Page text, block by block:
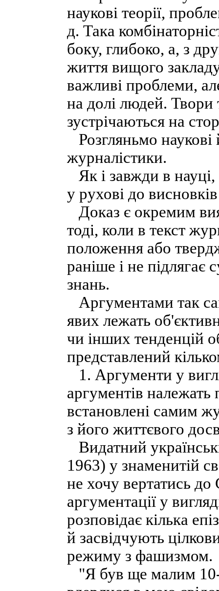
наукові теорії,
д. Така
боку, глибоко, а, з
життя вищого
важливі проблеми,
на долі людей. Твори
зустрічаються на
Розгляньмо
журналістики.
Як і завжди в науці,
у рухові до
Доказ є окремим
тоді, коли в текст
положення або
раніше і не підлягає
знань.
Аргументами так
явих лежать
чи інших тенденцій
представлений
1. Аргументи у
аргументів
встановлені самим
з його життєвого
Видатний
1963) у знаменитій
не хочу вертатись
аргументації у
розповідає кілька
й засвідчують
режиму з фашизмом.
"Я був ще малим